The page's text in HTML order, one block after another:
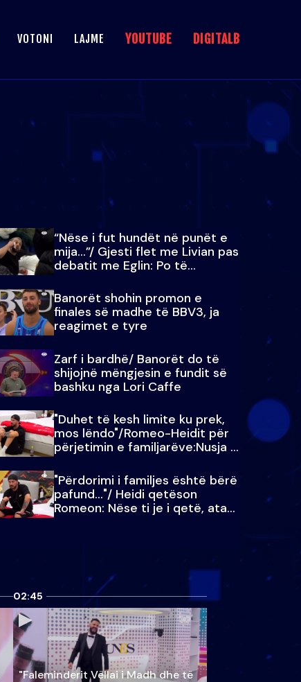
VOTONI LAJME YOUTUBE DIGITALB
“Nëse i fut hundët në punët e
mija…”/ Gjesti flet me Livian pas
debatit me Eglin: Po të
paralajmëroj
Banorët shohin promon e
finales së madhe të BBV3, ja
reagimet e tyre
Zarf i bardhë/ Banorët do të
shijojnë mëngjesin e fundit së
bashku nga Lori Caffe
"Duhet të kesh limite ku prek,
mos lëndo"/Romeo-Heidit për
përjetimin e familjarëve:Nusja e
Julit…
"Përdorimi i familjes është bërë
pafund…"/ Heidi qetëson
Romeon: Nëse ti je i qetë, ata
qetësohen
02:45
"Faleminderit Vëllai i Madh dhe të